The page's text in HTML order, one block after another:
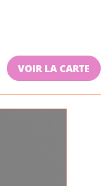
VOIR LA CARTE